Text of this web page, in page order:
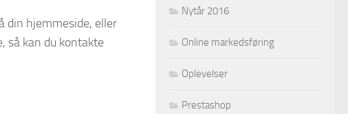
din hjemmeside, eller
så kan du kontakte
Nytår 2016
Online markedsføring
Oplevelser
Prestashop